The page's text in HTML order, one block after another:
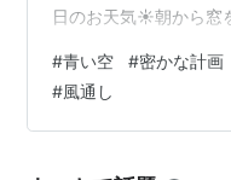
日のお天気☀朝から窓
いい風が通り抜け 天の
われ、天の川を見るこ
空気の澄んだ高原に行
#青い空 #密かな計画
#風通し